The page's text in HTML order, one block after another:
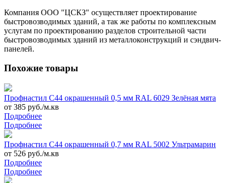
Компания ООО "ЦСКЗ" осуществляет проектирование
быстровозводимых зданий, а так же работы по комплексным
услугам по проектированию разделов строительной части
быстровозводимых зданий из металлоконструкций и сэндвич-
панелей.
Похожие товары
Профнастил С44 окрашенный 0,5 мм RAL 6029 Зелёная мята
от 385 руб./м.кв
Подробнее
Подробнее
Профнастил С44 окрашенный 0,7 мм RAL 5002 Ультрамарин
от 526 руб./м.кв
Подробнее
Подробнее